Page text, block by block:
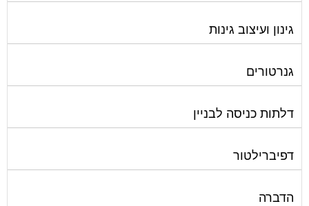
גינון ועיצוב גינות
גנרטורים
דלתות כניסה לבניין
דפיברילטור
הדברה